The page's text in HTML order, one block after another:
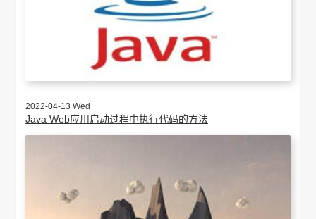
2022-04-13 Wed
Java Web应用启动过程中执行代码的方法